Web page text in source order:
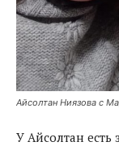
Айсолтан Ниязова с
У Айсолтан есть